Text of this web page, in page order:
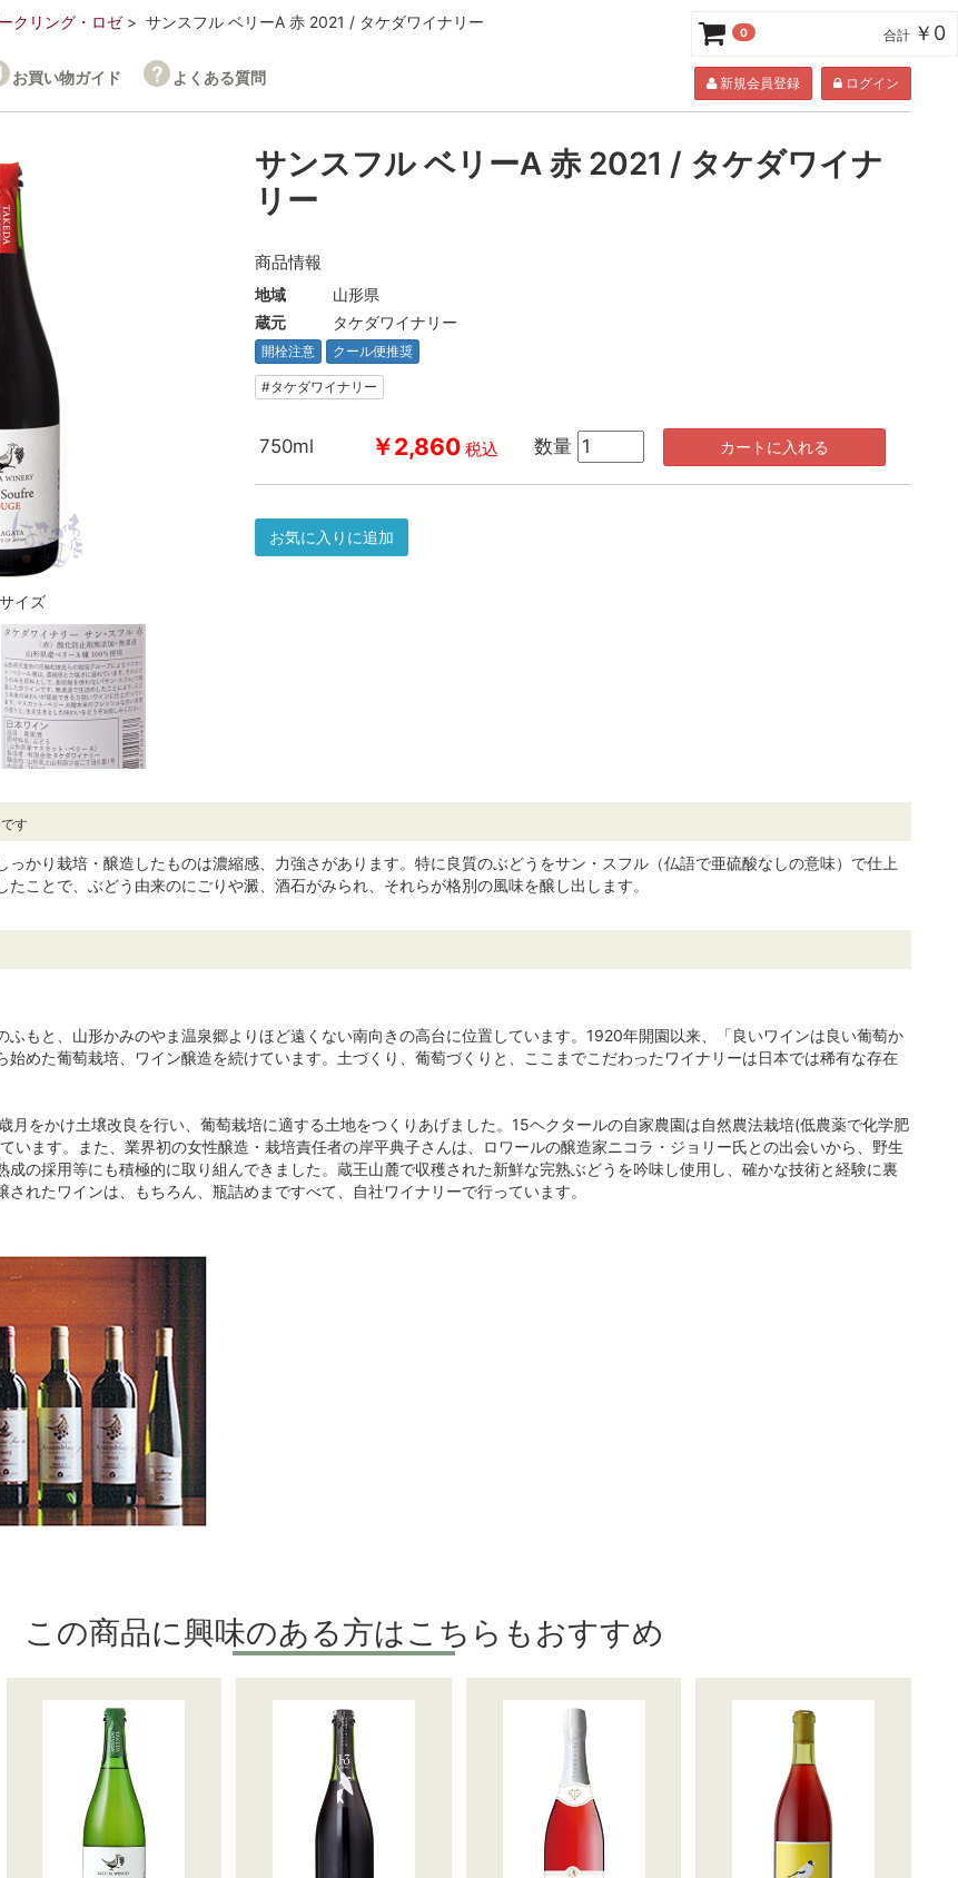
クリング・ロゼ サンスフル ベリーA 赤 2021 / タケダワイナリー
お買い物ガイド よくある質問 新規会員登録 ログイン
イズ
サンスフル ベリーA 赤 2021 / タケダワイナ
リー
商品情報
地域
山形県
蔵元
タケダワイナリー
開栓注意 クール便推奨
#タケダワイナリー
750ml ￥2,860 税込 数量 カートに入れる
お気に入りに追加
す
っかり栽培・醸造したものは濃縮感、力強さがあります。特に良質のぶどうをサン・スフル（仏語で亜硫酸なしの意味）で仕上
ことで、ぶどう由来のにごりや澱、酒石がみられ、それらが格別の風味を醸し出します。
ふもと、山形かみのやま温泉郷よりほど遠くない南向きの高台に位置しています。1920年開園以来、「良いワインは良い葡萄か
始めた葡萄栽培、ワイン醸造を続けています。土づくり、葡萄づくりと、ここまでこだわったワイナリーは日本では稀有な存在
月をかけ土壌改良を行い、葡萄栽培に適する土地をつくりあげました。15ヘクタールの自家農園は自然農法栽培(低農薬で化学肥
います。また、業界初の女性醸造・栽培責任者の岸平典子さんは、ロワールの醸造家ニコラ・ジョリー氏との出会いから、野生
成の採用等にも積極的に取り組んできました。蔵王山麓で収穫された新鮮な完熟ぶどうを吟味し使用し、確かな技術と経験に裏
れたワインは、もちろん、瓶詰めまですべて、自社ワイナリーで行っています。
この商品に興味のある方はこちらもおすすめ
0 合計 ￥0